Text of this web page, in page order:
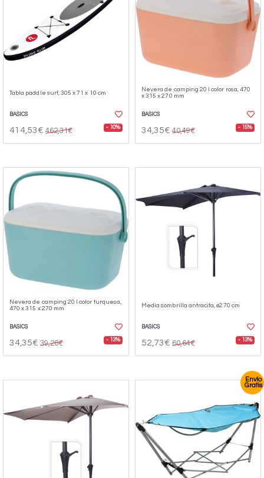
Tabla paddle surf, 305 x 71 x 10 cm
BASICS
414,53€ 462,31€ - 10%
Nevera de camping 20 l color rosa, 470
x 315 x 270 mm
BASICS
34,35€ 40,49€ - 15%
Nevera de camping 20 l color turquesa,
470 x 315 x 270 mm
BASICS
34,35€ 39,26€ - 13%
Media sombrilla antracita, ø270 cm
BASICS
52,73€ 60,64€ - 13%
Envío
Gratis